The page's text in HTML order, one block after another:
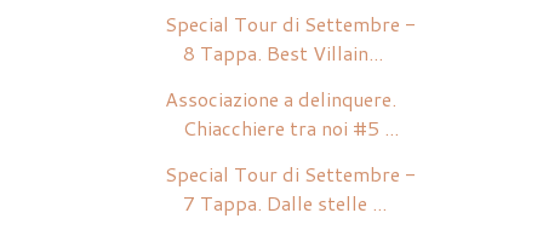
Special Tour di Settembre -
8 Tappa. Best Villain...
Associazione a delinquere.
Chiacchiere tra noi #5 ...
Special Tour di Settembre -
7 Tappa. Dalle stelle ...